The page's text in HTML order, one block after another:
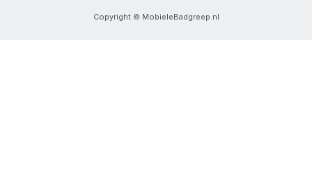
Copyright © MobieleBadgreep.nl